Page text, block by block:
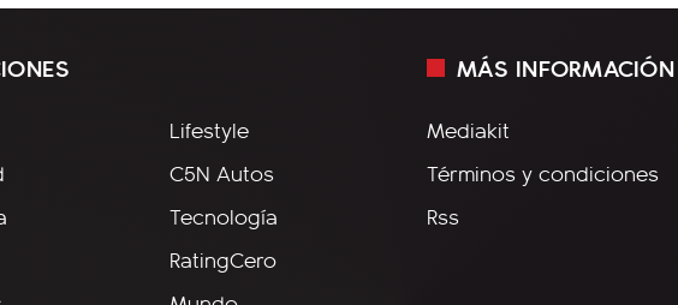
Lifestyle
C5N Autos
Tecnología
RatingCero
MÁS INFORMACIÓN
Mediakit
Términos y condiciones
Rss